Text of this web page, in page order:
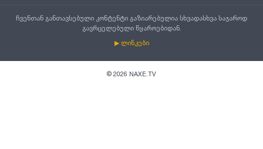
ჩვენთან განთავსებული კონტენტი გაზიარებულია სხვადასხვა საჯაროდ
გავრცელებული წყაროებიდან.
▶ ლინკები
© 2026 NAXE.TV